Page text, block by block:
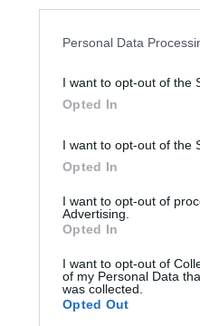
Personal Data
I want to opt-out of the
Opted In
I want to opt-out of the
Opted In
I want to opt-out of
Advertising.
Opted In
I want to opt-out of
of my Personal Data
was collected.
Opted Out
har haft bra fart på det
Även ölet Rainbow
humle från Nya Zeeland.
står för alla människors
fortsätter Närke